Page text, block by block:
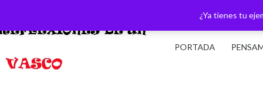
¿Ya tienes tu
PORTADA